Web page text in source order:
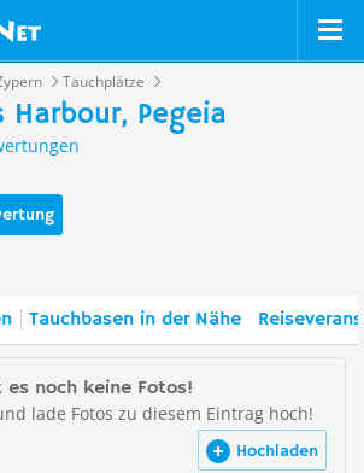
Tauchplätze
Harbour, Pegeia
Tauchbasen in der Nähe
es noch keine Fotos!
lade Fotos zu diesem Eintrag hoch!
Hochladen